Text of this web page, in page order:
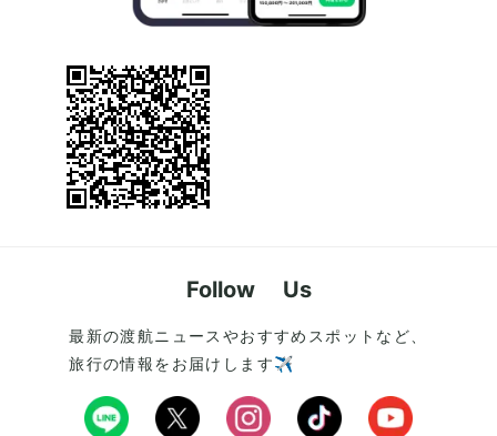
Follow Us
最新の渡航ニュースやおすすめスポットなど、
旅行の情報をお届けします✈️